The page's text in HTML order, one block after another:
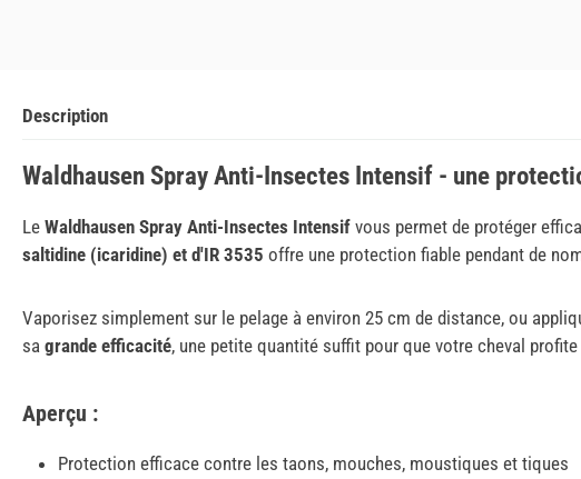
Description
Waldhausen Spray Anti-Insectes Intensif - une
Le Waldhausen Spray Anti-Insectes Intensif vous permet de protéger
saltidine (icaridine) et d'IR 3535 offre une protection fiable pendant de
Vaporisez simplement sur le pelage à environ 25 cm de distance, ou
sa grande efficacité, une petite quantité suffit pour que votre cheval
Aperçu :
Protection efficace contre les taons, mouches, moustiques et tiques